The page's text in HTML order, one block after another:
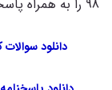
98 را به همراه پاسخنامه جهت دانلود قرار داده ایم.
دانلود